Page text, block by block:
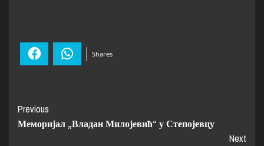
Facebook WhatsApp
Shares
Previous
Меморијал „Владан Милојевић“ у Степојевцу
Next